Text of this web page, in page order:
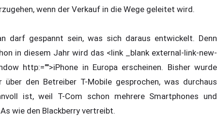
wenn der Verkauf in die Wege geleitet wird.
darf gespannt sein, was sich daraus entwickelt. Denn
in diesem Jahr wird das <link _blank external-link-new-
http:="">iPhone in Europa erscheinen. Bisher wurde
über den Betreiber T-Mobile gesprochen, was durchaus
ist, weil T-Com schon mehrere Smartphones und
wie den Blackberry vertreibt.